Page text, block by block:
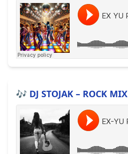
🎶 DJ STOJAK – ROCK MIX